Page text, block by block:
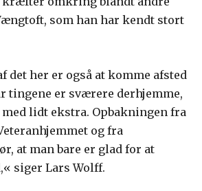
som han har kendt stort
det her er også at komme afsted
tingene er sværere derhjemme,
lidt ekstra. Opbakningen fra
og fra
at man bare er glad for at
siger Lars Wolff.